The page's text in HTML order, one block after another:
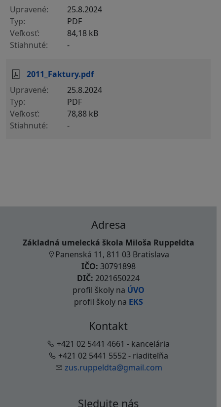
25.8.2024
PDF
84,18 kB
-
2011_Faktury.pdf
25.8.2024
PDF
78,88 kB
-
Adresa
Základná umelecká škola Miloša Ruppeldta
Panenská 11, 811 03 Bratislava
IČO: 30791898
DIČ: 2021650224
profil školy na ÚVO
profil školy na EKS
Kontakt
+421 02 5441 4661 - kancelária
+421 02 5441 5552 - riaditeľňa
zus.ruppeldta@gmail.com
Sledujte nás